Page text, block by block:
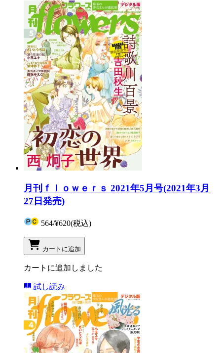
月刊ｆｌｏｗｅｒｓ 2021年5月号(2021年3月
27日発売)
564/¥620(税込)
カートに追加
カートに追加しました
試し読み